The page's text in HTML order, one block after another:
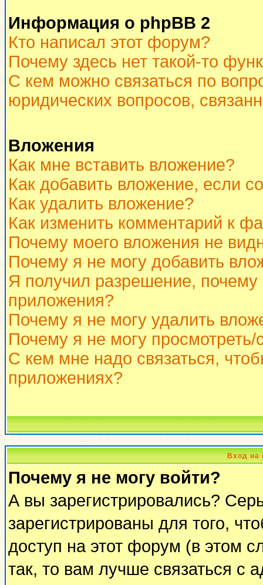
Информация о phpBB 2
Кто написал этот форум?
Почему здесь нет такой-то
С кем можно связаться по
юридических вопросов,
Вложения
Как мне вставить вложение?
Как добавить вложение, если
Как удалить вложение?
Как изменить комментарий к
Почему моего вложения не
Почему я не могу добавить
Я получил разрешение,
приложения?
Почему я не могу удалить
Почему я не могу просмотреть/
С кем мне надо связаться,
приложениях?
Вход на
Почему я не могу войти?
А вы зарегистрировались?
зарегистрированы для того,
доступ на этот форум (в этом
так, то вам лучше связаться с